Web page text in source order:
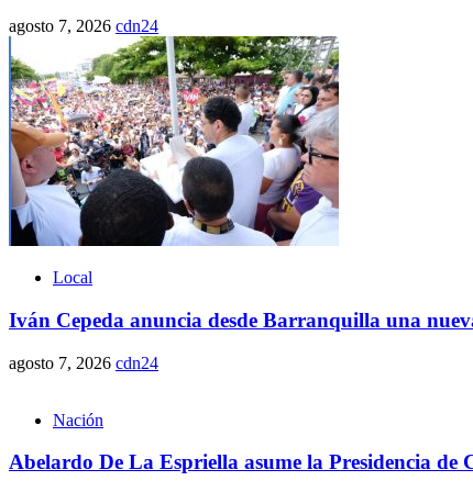
agosto 7, 2026 cdn24
Local
Iván Cepeda anuncia desde Barranquilla una
agosto 7, 2026 cdn24
Nación
Abelardo De La Espriella asume la Presidencia de